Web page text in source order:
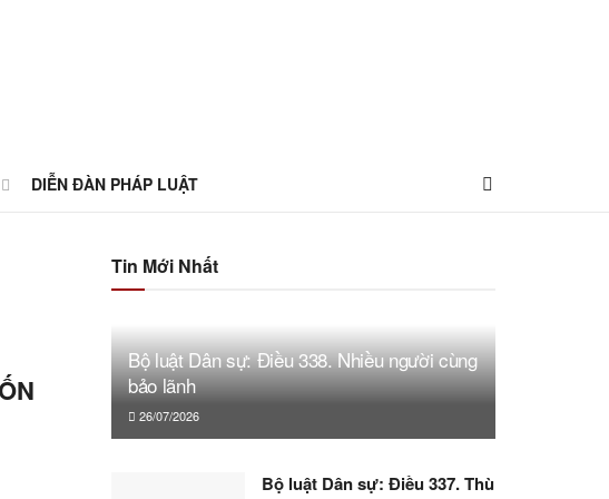
DIỄN ĐÀN PHÁP LUẬT
Tin Mới Nhất
Bộ luật Dân sự: Điều 338. Nhiều người cùng
bảo lãnh
26/07/2026
Bộ luật Dân sự: Điều 337. Thù